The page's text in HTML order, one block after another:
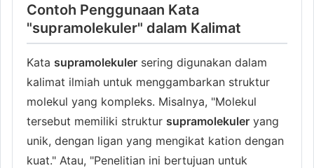
Contoh Penggunaan Kata
"supramolekuler" dalam Kalimat
Kata supramolekuler sering digunakan dalam
kalimat ilmiah untuk menggambarkan struktur
molekul yang kompleks. Misalnya, "Molekul
tersebut memiliki struktur supramolekuler yang
unik, dengan ligan yang mengikat kation dengan
kuat." Atau, "Penelitian ini bertujuan untuk